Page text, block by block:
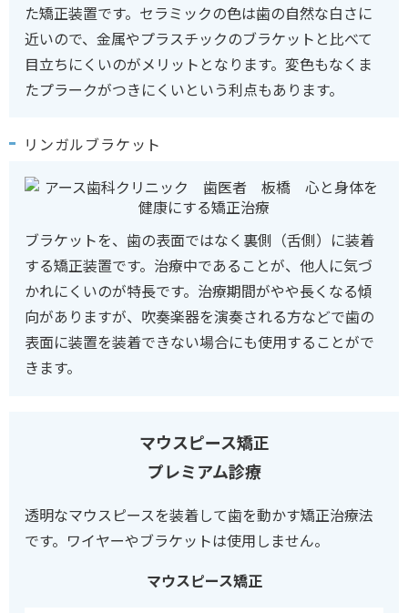
た矯正装置です。セラミックの色は歯の自然な白さに
近いので、金属やプラスチックのブラケットと比べて
目立ちにくいのがメリットとなります。変色もなくま
たプラークがつきにくいという利点もあります。
リンガルブラケット
ブラケットを、歯の表面ではなく裏側（舌側）に装着
する矯正装置です。治療中であることが、他人に気づ
かれにくいのが特長です。治療期間がやや長くなる傾
向がありますが、吹奏楽器を演奏される方などで歯の
表面に装置を装着できない場合にも使用することがで
きます。
マウスピース矯正
プレミアム診療
透明なマウスピースを装着して歯を動かす矯正治療法
です。 ワイヤーやブラケットは使用しません。
マウスピース矯正